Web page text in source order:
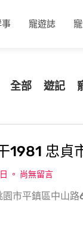
事 寵遊誌
全部 遊記
1981 忠
尚無留言
園市平鎮區中山